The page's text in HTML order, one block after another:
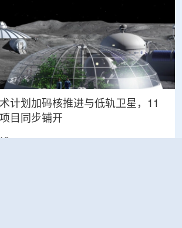
计划加码核推进与低轨卫星，11
目同步铺开